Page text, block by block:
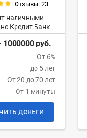
Отзывы: 23
наличными
Кредит Банк
1000000 руб.
От 6%
до 5 лет
От 20 до 70 лет
От 1 минуты
деньги